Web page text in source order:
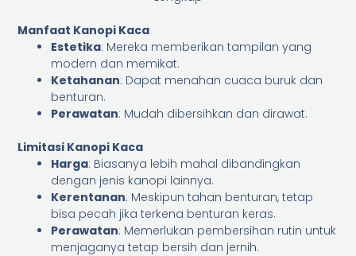
Manfaat Kanopi Kaca
Estetika: Mereka memberikan tampilan yang
modern dan memikat.
Ketahanan: Dapat menahan cuaca buruk dan
benturan.
Perawatan: Mudah dibersihkan dan dirawat.
Limitasi Kanopi Kaca
Harga: Biasanya lebih mahal dibandingkan
dengan jenis kanopi lainnya.
Kerentanan: Meskipun tahan benturan, tetap
bisa pecah jika terkena benturan keras.
Perawatan: Memerlukan pembersihan rutin untuk
menjaganya tetap bersih dan jernih.